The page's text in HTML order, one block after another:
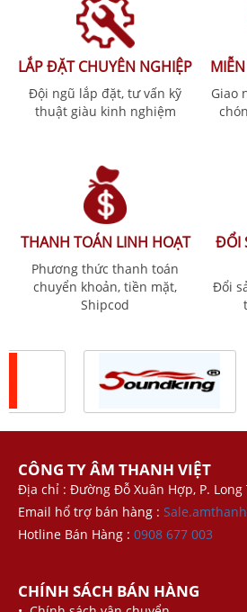
LẮP ĐẶT CHUYÊN NGHIỆP
Đội ngũ lắp đặt, tư vấn kỹ
thuật giàu kinh nghiệm
Giao
THANH TOÁN LINH HOẠT
Phương thức thanh toán
chuyển khoản, tiền mặt,
Shipcod
ĐỔI
Đổi
CÔNG TY ÂM THANH VIỆT
Địa chỉ : Đường Đỗ Xuân Hợp, P. Long
Email hổ trợ bán hàng :
Hotline Bán Hàng : 0908 677 003
CHÍNH SÁCH BÁN HÀNG